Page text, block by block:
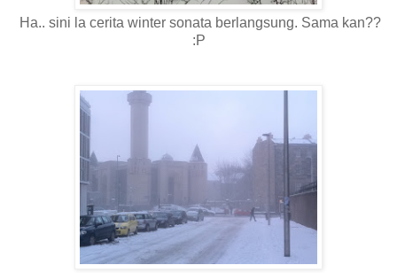
Ha.. sini la cerita winter sonata berlangsung. Sama kan??
:P